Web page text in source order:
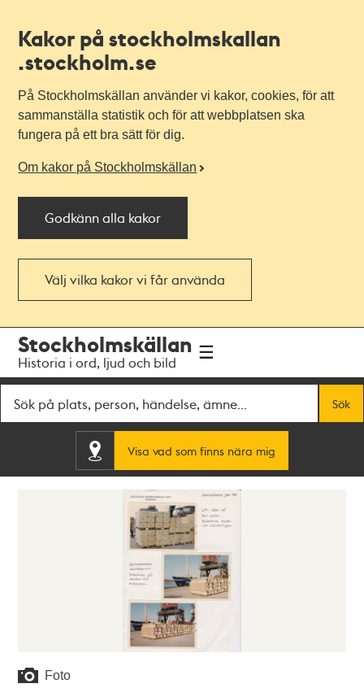
Kakor på stockholmskallan
.stockholm.se
På Stockholmskällan använder vi kakor, cookies, för att
sammanställa statistik och för att webbplatsen ska
fungera på ett bra sätt för dig.
Om kakor på Stockholmskällan
Godkänn alla kakor
Välj vilka kakor vi får använda
navigationen
huvudinnehållet
Stockholmskällan
Historia i ord, ljud och bild
Sök
Visa vad som finns nära mig
Foto